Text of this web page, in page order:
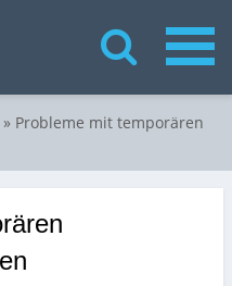
» Probleme mit temporären